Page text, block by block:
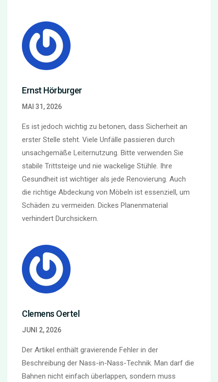
Ernst Hörburger
MAI 31, 2026
Es ist jedoch wichtig zu betonen, dass Sicherheit an
erster Stelle steht. Viele Unfälle passieren durch
unsachgemäße Leiternutzung. Bitte verwenden Sie
stabile Trittsteige und nie wackelige Stühle. Ihre
Gesundheit ist wichtiger als jede Renovierung. Auch
die richtige Abdeckung von Möbeln ist essenziell, um
Schäden zu vermeiden. Dickes Planenmaterial
verhindert Durchsickern.
Clemens Oertel
JUNI 2, 2026
Der Artikel enthält gravierende Fehler in der
Beschreibung der Nass-in-Nass-Technik. Man darf die
Bahnen nicht einfach überlappen, sondern muss